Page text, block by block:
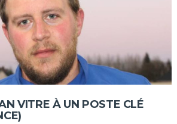
VITRE À UN POSTE CLÉ